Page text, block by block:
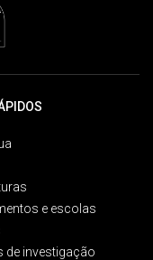
e escolas
de investigação